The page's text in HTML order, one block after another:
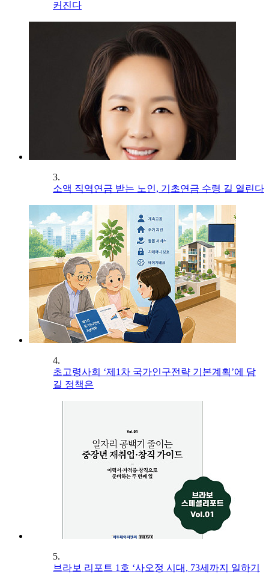
커진다
3.
소액 직역연금 받는 노인, 기초연금 수령 길 열린다
4.
초고령사회 ‘제1차 국가인구전략 기본계획’에 담
길 정책은
5.
브라보 리포트 1호 ‘사오정 시대, 73세까지 일하기